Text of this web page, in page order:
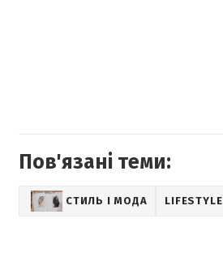
Пов'язані теми:
СТИЛЬ І МОДА LIFESTYLE